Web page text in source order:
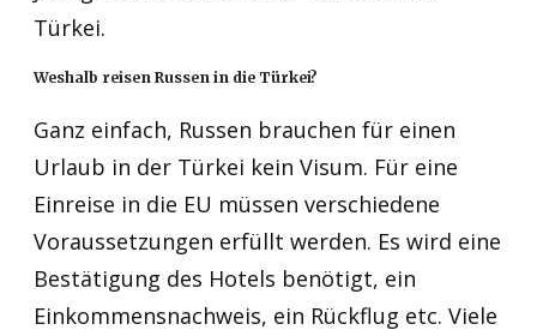
Türkei.
Weshalb reisen Russen in die Türkei?
Ganz einfach, Russen brauchen für einen
Urlaub in der Türkei kein Visum. Für eine
Einreise in die EU müssen verschiedene
Voraussetzungen erfüllt werden. Es wird eine
Bestätigung des Hotels benötigt, ein
Einkommensnachweis, ein Rückflug etc. Viele